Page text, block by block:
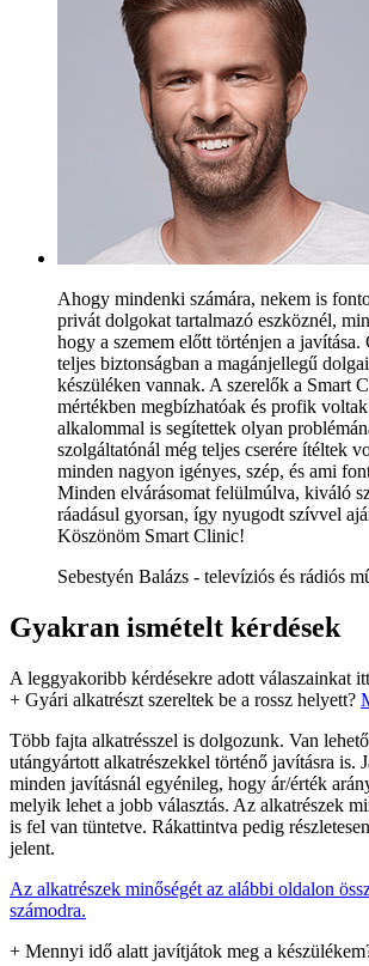
Ahogy mindenki számára, nekem is
privát dolgokat tartalmazó eszköznél,
hogy a szemem előtt történjen a
teljes biztonságban a magánjellegű
készüléken vannak. A szerelők a Smart
mértékben megbízhatóak és profik
alkalommal is segítettek olyan
szolgáltatónál még teljes cserére ítéltek
minden nagyon igényes, szép, és ami
Minden elvárásomat felülmúlva, kiváló
ráadásul gyorsan, így nyugodt szívvel
Köszönöm Smart Clinic!
Sebestyén Balázs - televíziós és rádiós
Gyakran ismételt kérdések
A leggyakoribb kérdésekre adott válaszainkat
+ Gyári alkatrészt szereltek be a rossz helyett?
Több fajta alkatrésszel is dolgozunk. Van
utángyártott alkatrészekkel történő javításra is.
minden javításnál egyénileg, hogy ár/érték
melyik lehet a jobb választás. Az alkatrészek
is fel van tüntetve. Rákattintva pedig
jelent.
Az alkatrészek minőségét az alábbi oldalon
számodra.
+ Mennyi idő alatt javítjátok meg a